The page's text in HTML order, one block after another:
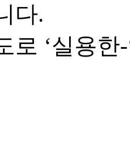
다.
로 ‘실용